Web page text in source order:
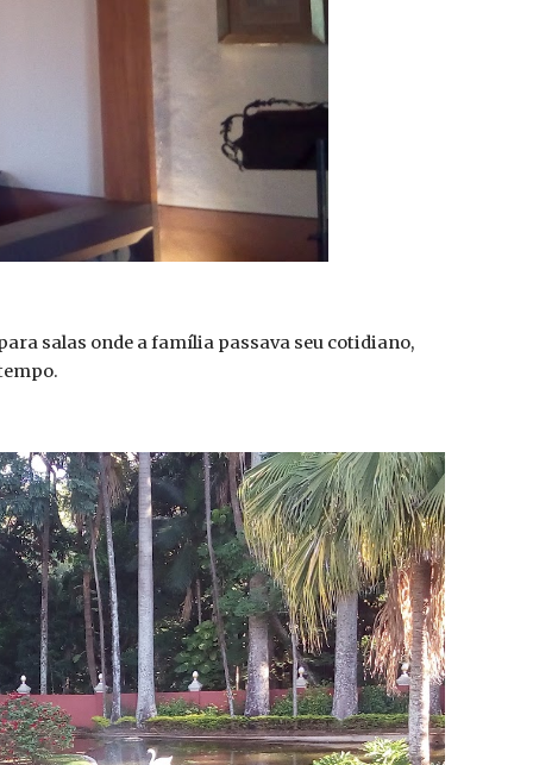
salas onde a família passava seu cotidiano,